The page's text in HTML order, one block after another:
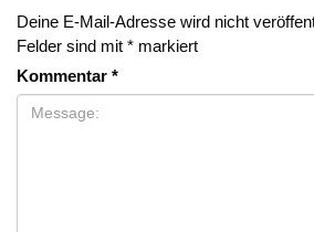
Deine E-Mail-Adresse wird nicht
Felder sind mit * markiert
Kommentar *